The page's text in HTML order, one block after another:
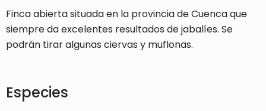
Finca abierta situada en la provincia de Cuenca que
siempre da excelentes resultados de jabalíes. Se
podrán tirar algunas ciervas y muflonas.
Especies